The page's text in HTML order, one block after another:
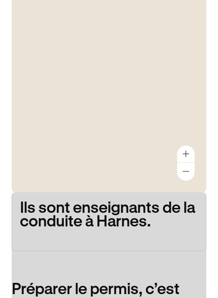
Ils sont enseignants de la
conduite à Harnes.
Préparer le permis, c’est